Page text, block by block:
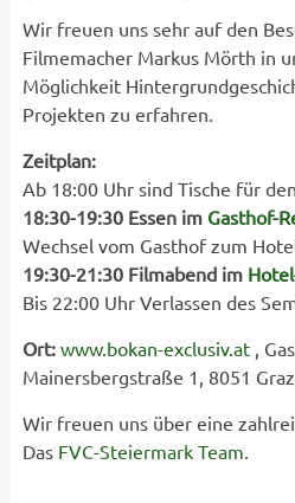
Wir freuen uns sehr auf den
Filmemacher Markus Mörth in
Möglichkeit
Projekten zu erfahren.
Zeitplan:
Ab 18:00 Uhr sind Tische für
18:30-19:30 Essen im Gasthof-
Wechsel vom Gasthof zum
19:30-21:30 Filmabend im
Bis 22:00 Uhr Verlassen des
Ort: www.bokan-exclusiv.at,
Mainersbergstraße 1, 8051
Wir freuen uns über eine
Das FVC-Steiermark Team.